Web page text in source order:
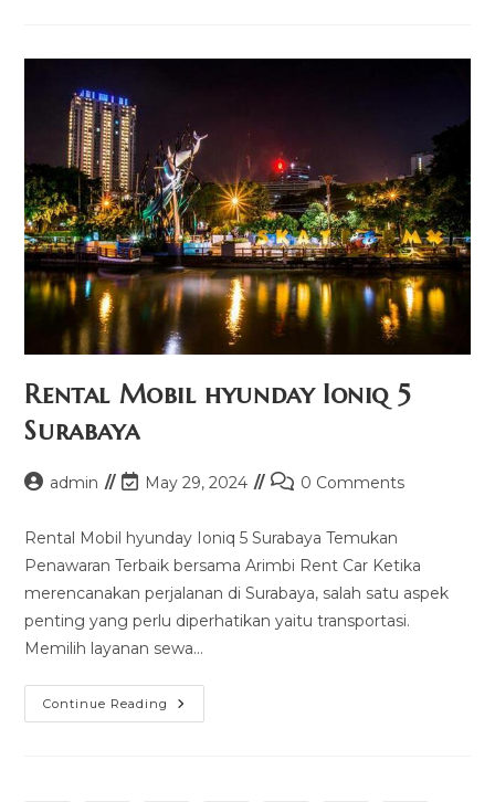
Rental Mobil hyunday Ioniq 5
Surabaya
Postadmin
Post
modified:
May 29, 2024
Post0 Comments
Rental Mobil hyunday Ioniq 5 Surabaya Temukan
Penawaran Terbaik bersama Arimbi Rent Car Ketika
merencanakan perjalanan di Surabaya, salah satu aspek
penting yang perlu diperhatikan yaitu transportasi.
Memilih layanan sewa…
Continue Reading Rental
Mobil